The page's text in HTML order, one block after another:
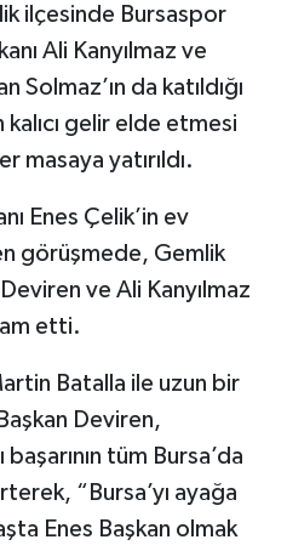
ilçesinde Bursaspor
Ali Kanyılmaz ve
Solmaz’ın da katıldığı
gelir elde etmesi
masaya yatırıldı.
Enes Çelik’in ev
görüşmede, Gemlik
ve Ali Kanyılmaz
etti.
Batalla ile uzun bir
Deviren,
başarının tüm Bursa’da
“Bursa’yı ayağa
Enes Başkan olmak